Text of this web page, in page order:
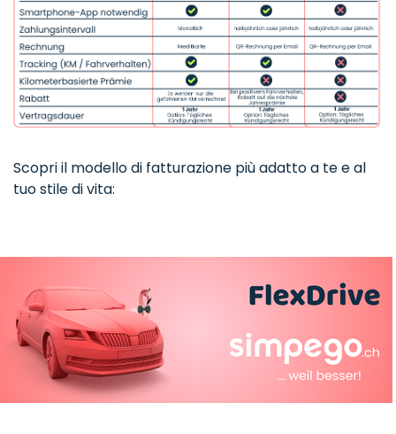
Scopri il modello di fatturazione più adatto a te e al
tuo stile di vita: